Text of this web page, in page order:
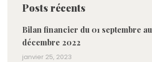
Posts récents
Bilan financier du 01 septembre au
décembre 2022
janvier 25, 2023